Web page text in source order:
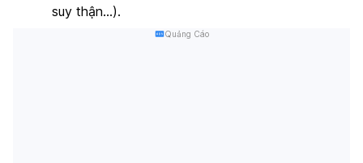
suy thận…).
Quảng Cáo